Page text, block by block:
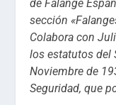
de Falange
sección
Colabora con
los estatutos del
Noviembre de
Seguridad, que